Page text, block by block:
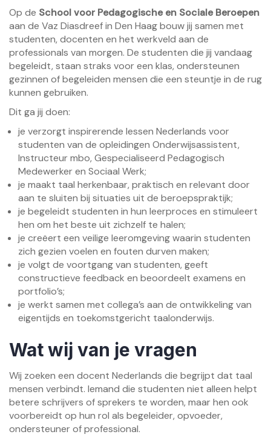
Op de School voor Pedagogische en Sociale Beroepen
aan de Vaz Diasdreef in Den Haag bouw jij samen met
studenten, docenten en het werkveld aan de
professionals van morgen. De studenten die jij vandaag
begeleidt, staan straks voor een klas, ondersteunen
gezinnen of begeleiden mensen die een steuntje in de rug
kunnen gebruiken.
Dit ga jij doen:
je verzorgt inspirerende lessen Nederlands voor
studenten van de opleidingen Onderwijsassistent,
Instructeur mbo, Gespecialiseerd Pedagogisch
Medewerker en Sociaal Werk;
je maakt taal herkenbaar, praktisch en relevant door
aan te sluiten bij situaties uit de beroepspraktijk;
je begeleidt studenten in hun leerproces en stimuleert
hen om het beste uit zichzelf te halen;
je creëert een veilige leeromgeving waarin studenten
zich gezien voelen en fouten durven maken;
je volgt de voortgang van studenten, geeft
constructieve feedback en beoordeelt examens en
portfolio’s;
je werkt samen met collega’s aan de ontwikkeling van
eigentijds en toekomstgericht taalonderwijs.
Wat wij van je vragen
Wij zoeken een docent Nederlands die begrijpt dat taal
mensen verbindt. Iemand die studenten niet alleen helpt
betere schrijvers of sprekers te worden, maar hen ook
voorbereidt op hun rol als begeleider, opvoeder,
ondersteuner of professional.